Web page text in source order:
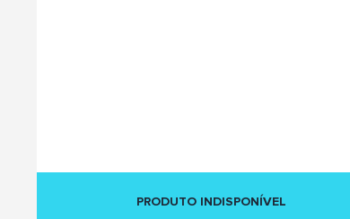
PRODUTO INDISPONÍVEL